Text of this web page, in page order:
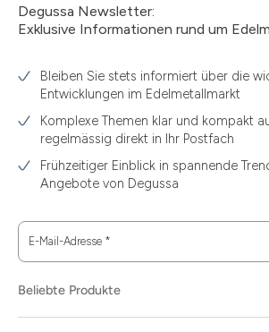
Degussa Newsletter:
Exklusive Informationen rund um
Bleiben Sie stets informiert über die
Entwicklungen im Edelmetallmarkt
Komplexe Themen klar und kompakt
regelmässig direkt in Ihr Postfach
Frühzeitiger Einblick in spannende
Angebote von Degussa
E-Mail-Adresse *
Beliebte Produkte